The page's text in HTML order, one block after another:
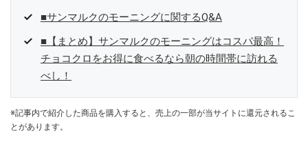
■サンマルクのモーニングに関するQ&A
■【まとめ】サンマルクのモーニングはコスパ最高！
チョコクロをお得に食べるなら朝の時間帯に訪れる
べし！
※記事内で紹介した商品を購入すると、売上の一部が当サイトに還元されるこ
とがあります。